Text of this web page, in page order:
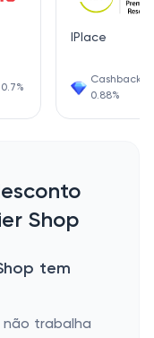
IPlace
Cashback
0.88%
Shop
tem
não trabalha